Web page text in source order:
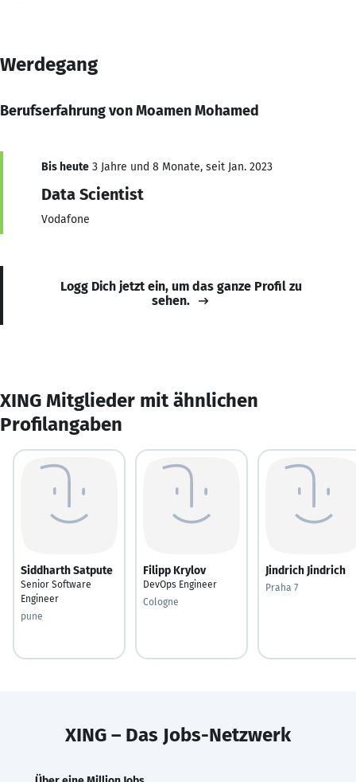
Werdegang
Berufserfahrung von Moamen Mohamed
Bis heute 3 Jahre und 8 Monate, seit Jan. 2023
Data Scientist
Vodafone
Logg Dich jetzt ein, um das ganze Profil zu
sehen.
XING Mitglieder mit ähnlichen
Profilangaben
Siddharth Satpute
Senior Software
Engineer
pune
Filipp Krylov
DevOps Engineer
Cologne
Jindrich Jindrich
Praha 7
XING – Das Jobs-Netzwerk